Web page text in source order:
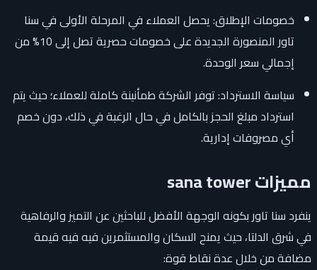
خصومات الإطلاق: يحصل العملاء في المرحلة الأولى في سنا
تاور المنصورة الجديدة على خصومات حصرية تصل إلى 10% من
إجمالي سعر الوحدة.
سياسة الاسترداد: توفر الشركة طمأنينة كاملة للعملاء؛ حيث يتم
استرداد مبلغ الحجز بالكامل في حال الرغبة في ذلك، دون خصم
أي مصروفات إدارية.
مميزات sana tower
ينفرد سنا تاور بكونه الوجهة الأفضل للباحثين عن التميز والرفاهية
في شرق الدلتا، حيث يمنح السكان والمستثمرين فيه فيه قيمة
مضافة من خلال عدة نقاط قوة: